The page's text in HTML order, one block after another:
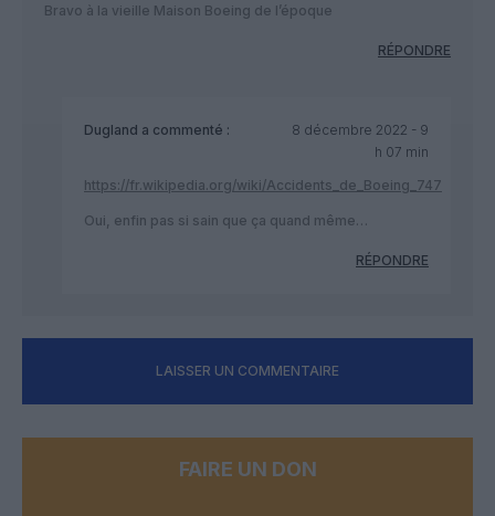
Bravo à la vieille Maison Boeing de l’époque
RÉPONDRE
Dugland a commenté :
8 décembre 2022 - 9
h 07 min
https://fr.wikipedia.org/wiki/Accidents_de_Boeing_747
Oui, enfin pas si sain que ça quand même…
RÉPONDRE
LAISSER UN COMMENTAIRE
FAIRE UN DON